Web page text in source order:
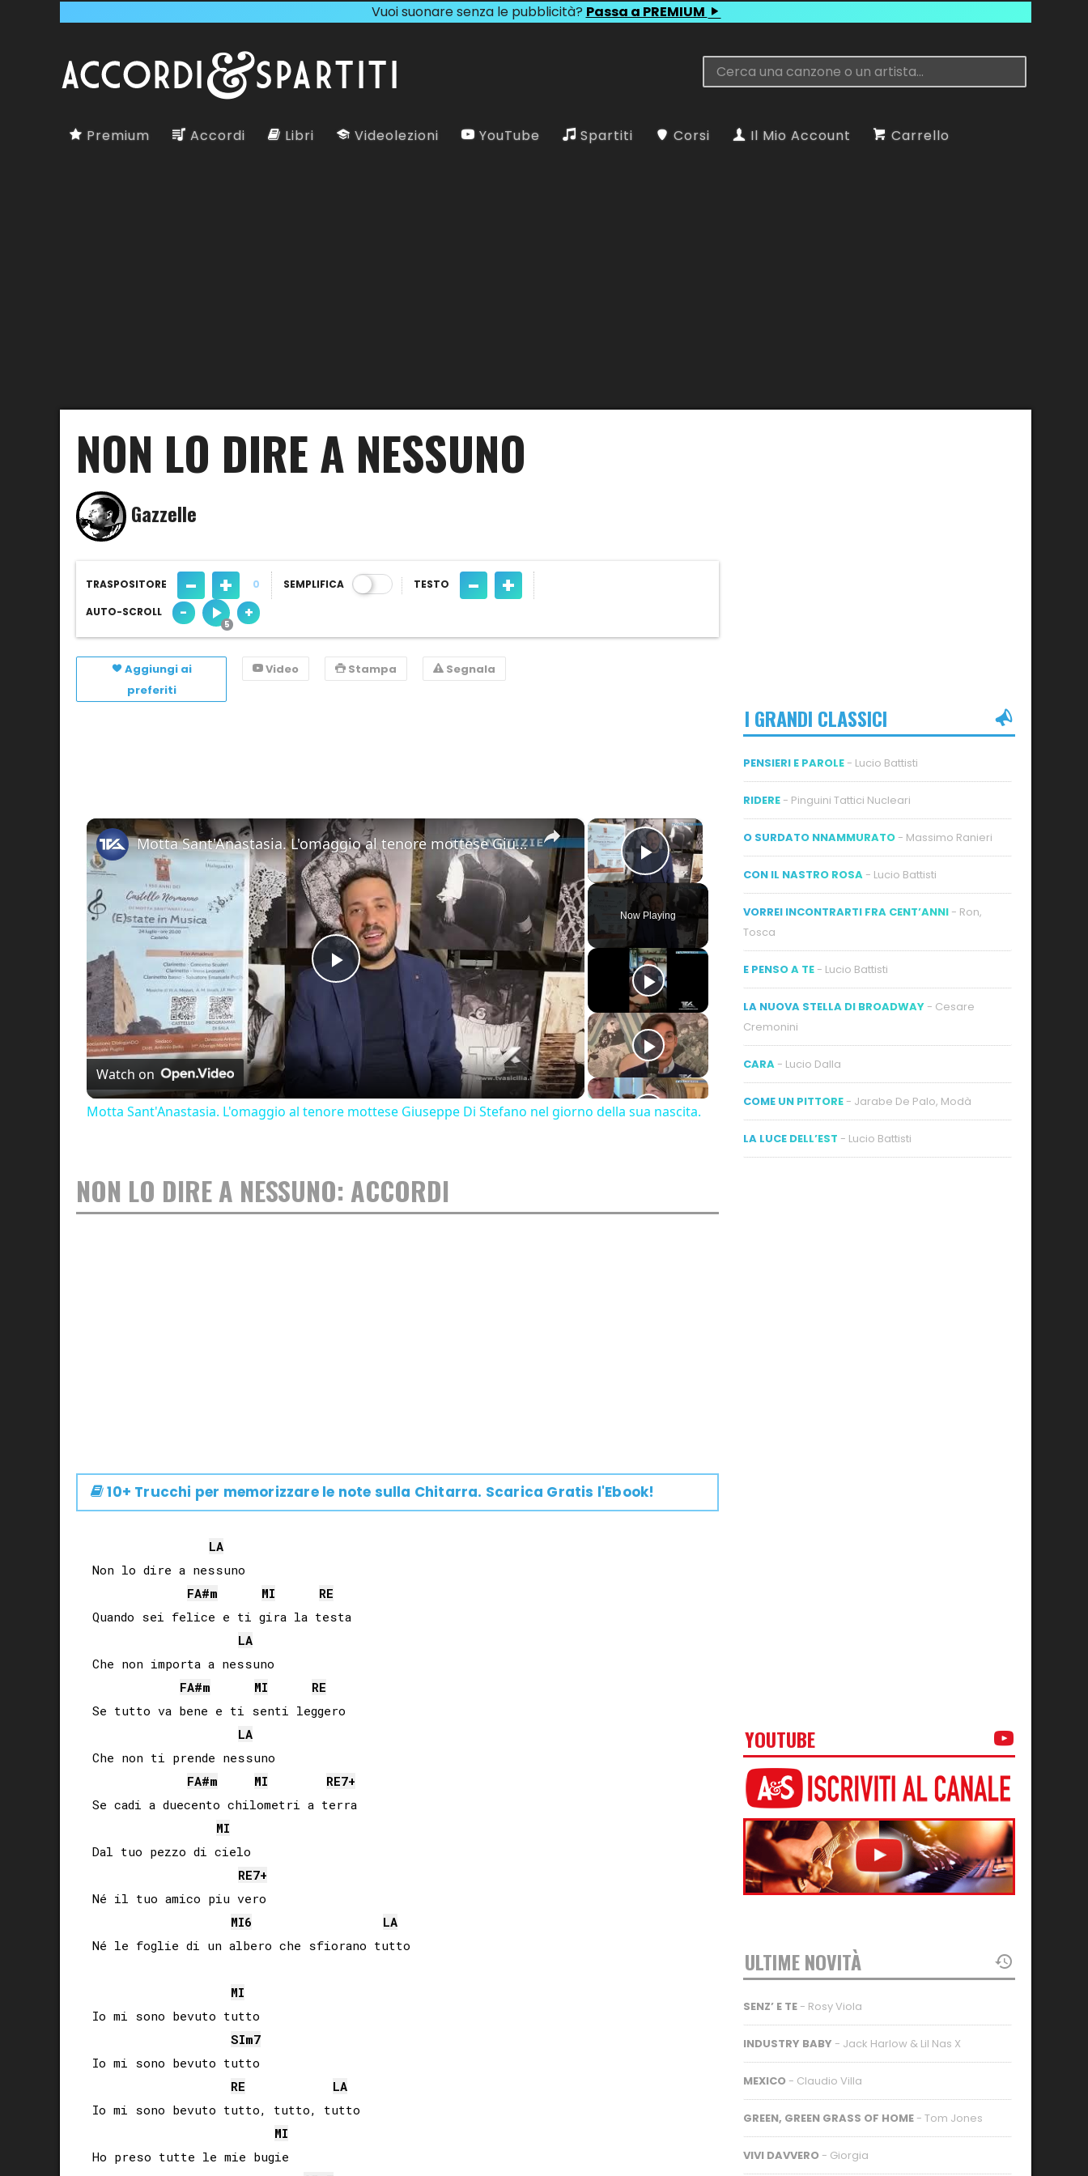
Vuoi suonare senza le pubblicità? Passa a PREMIUM
Premium Accordi Libri Videolezioni YouTube Spartiti Corsi Il Mio Account Carrello
NON LO DIRE A NESSUNO
Gazzelle
TRASPOSITORE - + 0 SEMPLIFICA TESTO - +
AUTO-SCROLL - +
Aggiungi ai
preferiti
Video Stampa Segnala
×
Play Video
Now Playing
×
Play
Motta Sant'Anastasia. L'omaggio al tenore mottese Giuseppe Di Stefano nel giorno della sua nascita.
Watch on
Motta Sant'Anastasia. L'omaggio al tenore mottese Giuseppe Di Stefano nel giorno della sua nascita.
NON LO DIRE A NESSUNO: ACCORDI
10+ Trucchi per memorizzare le note sulla Chitarra. Scarica Gratis l'Ebook!
LA
Non lo dire a nessuno
FA#m MI
RE
Quando sei felice e ti gira la testa
LA
Che non importa a nessuno
FA#m MI
RE
Se tutto va bene e ti senti leggero
LA
Che non ti prende nessuno
FA#m MI RE7+
Se cadi a duecento chilometri a terra
MI
Dal tuo pezzo di cielo
RE7+
Né il tuo amico piu vero
MI6
LA
Né le foglie di un albero che sfiorano tutto
MI
Io mi sono bevuto tutto
SIm7
Io mi sono bevuto tutto
RE
LA
Io mi sono bevuto tutto, tutto, tutto
MI
Ho preso tutte le mie bugie
I GRANDI CLASSICI
PENSIERI E PAROLE - Lucio Battisti
RIDERE - Pinguini Tattici Nucleari
O SURDATO NNAMMURATO - Massimo Ranieri
CON IL NASTRO ROSA - Lucio Battisti
VORREI INCONTRARTI FRA CENT’ANNI - Ron,
Tosca
E PENSO A TE - Lucio Battisti
LA NUOVA STELLA DI BROADWAY - Cesare
Cremonini
CARA - Lucio Dalla
COME UN PITTORE - Jarabe De Palo, Modà
LA LUCE DELL’EST - Lucio Battisti
YOUTUBE
ULTIME NOVITÀ
SENZ’ E TE - Rosy Viola
INDUSTRY BABY - Jack Harlow & Lil Nas X
MEXICO - Claudio Villa
GREEN, GREEN GRASS OF HOME - Tom Jones
VIVI DAVVERO - Giorgia